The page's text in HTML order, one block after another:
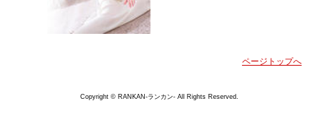
ページトップへ
Copyright © RANKAN-ランカン- All Rights Reserved.